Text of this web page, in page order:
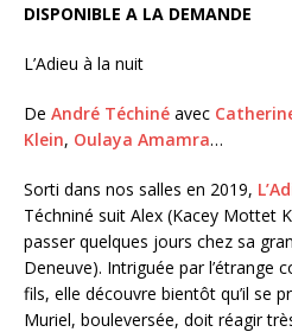
DISPONIBLE A LA DEMANDE
L’Adieu à la nuit
De André Téchiné avec
Klein, Oulaya Amamra…
Sorti dans nos salles en 2019,
Téchniné suit Alex (Kacey Mottet
passer quelques jours chez sa
Deneuve). Intriguée par l’étrange
fils, elle découvre bientôt qu’il se
Muriel, bouleversée, doit réagir